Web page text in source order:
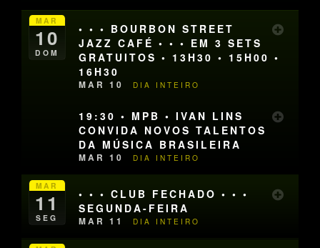
MAR
10
DOM
• • • BOURBON STREET
JAZZ CAFÉ • • • EM 3 SETS
GRATUITOS • 13H30 • 15H00 •
16H30
MAR 10 DIA INTEIRO
19:30 • MPB • IVAN LINS
CONVIDA NOVOS TALENTOS
DA MÚSICA BRASILEIRA
MAR 10 DIA INTEIRO
MAR
11
SEG
• • • CLUB FECHADO • • •
SEGUNDA-FEIRA
MAR 11 DIA INTEIRO